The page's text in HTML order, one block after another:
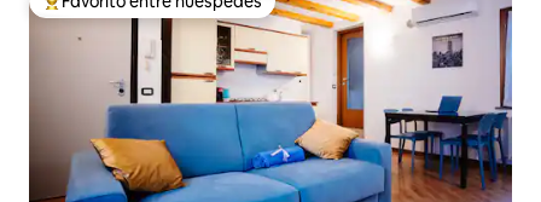
Favorito entre huéspedes preferido